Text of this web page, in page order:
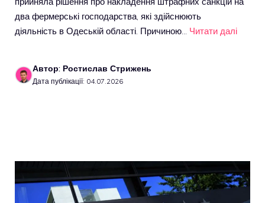
два фермерські господарства, які здійснюють
діяльність в Одеській області. Причиною… Читати далі
Автор: Ростислав Стрижень
Дата публікації: 04.07.2026